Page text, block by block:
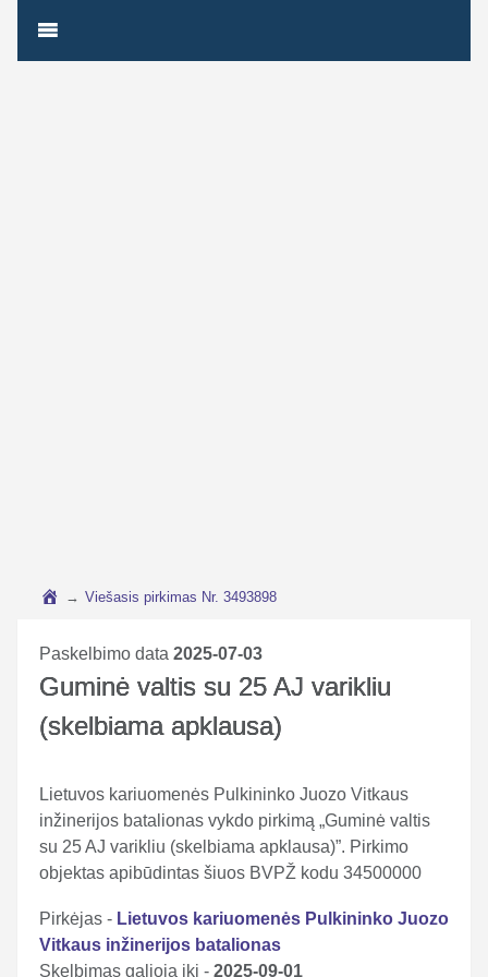
→ Viešasis pirkimas Nr. 3493898
Paskelbimo data 2025-07-03
Guminė valtis su 25 AJ varikliu
(skelbiama apklausa)
Lietuvos kariuomenės Pulkininko Juozo Vitkaus
inžinerijos batalionas vykdo pirkimą „Guminė valtis
su 25 AJ varikliu (skelbiama apklausa)”. Pirkimo
objektas apibūdintas šiuos BVPŽ kodu 34500000
Pirkėjas - Lietuvos kariuomenės Pulkininko Juozo
Vitkaus inžinerijos batalionas
Skelbimas galioja iki - 2025-09-01